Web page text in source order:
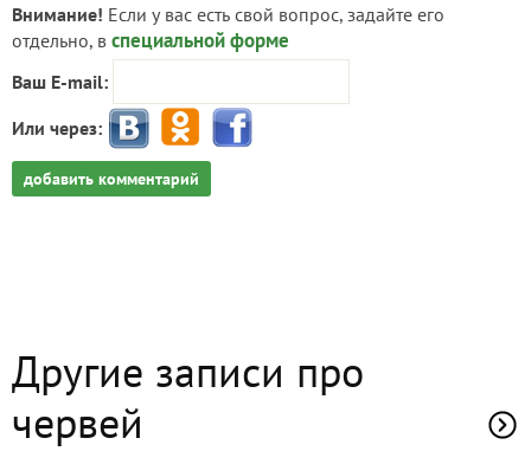
Внимание! Если у вас есть свой вопрос, задайте его
отдельно, в специальной форме
Ваш E-mail:
Или через:
добавить комментарий
Другие записи про
червей